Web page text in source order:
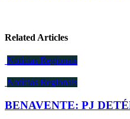
Related Articles
Notícias Regionais
Notícias Regionais
BENAVENTE: PJ